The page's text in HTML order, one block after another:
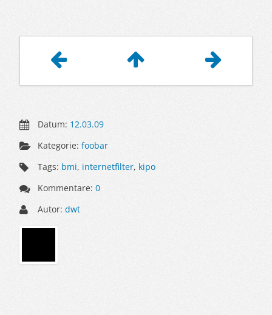
Datum: 12.03.09
Kategorie:foobar
Tags: bmi, internetfilter, kipo
Kommentare:0
Autor:dwt